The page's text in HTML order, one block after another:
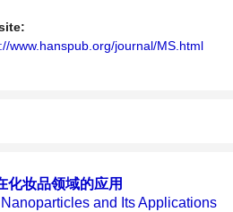
域内不同方向问题与发展的交流平台。
www.hanspub.org/journal/MS.html
化妆品领域的应用
and Its Applications